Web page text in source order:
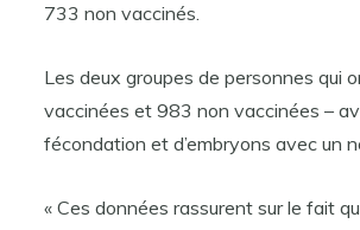
733 non vaccinés.
Les deux groupes de personnes qui
vaccinées et 983 non vaccinées –
fécondation et d’embryons avec un
« Ces données rassurent sur le fait